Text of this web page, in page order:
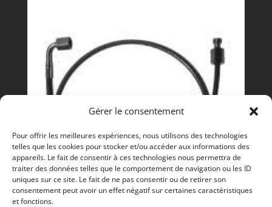
Gérer le consentement
Pour offrir les meilleures expériences, nous utilisons des technologies
telles que les cookies pour stocker et/ou accéder aux informations des
appareils. Le fait de consentir à ces technologies nous permettra de
traiter des données telles que le comportement de navigation ou les ID
uniques sur ce site. Le fait de ne pas consentir ou de retirer son
consentement peut avoir un effet négatif sur certaines caractéristiques
et fonctions.